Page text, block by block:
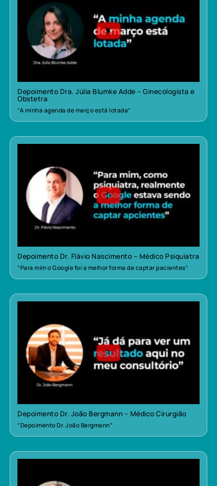
Depoimento Dra. Júlia Blumke Adde – Ginecologista e
Obstetra
“A minha agenda de março está lotada”
Depoimento Dr. Flávio Nascimento – Médico Psiquiatra
“Para mim o Google foi a melhor forma de captar pacientes”
Depoimento Dr. João Bergmann – Médico Cirurgião
“Depoimento Dr. João Bergmann”